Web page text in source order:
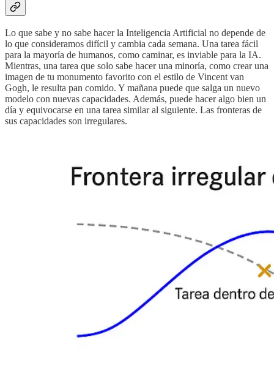
Lo que sabe y no sabe hacer la Inteligencia Artificial no depende de
lo que consideramos difícil y cambia cada semana. Una tarea fácil
para la mayoría de humanos, como caminar, es inviable para la IA.
Mientras, una tarea que solo sabe hacer una minoría, como crear una
imagen de tu monumento favorito con el estilo de Vincent van
Gogh, le resulta pan comido. Y mañana puede que salga un nuevo
modelo con nuevas capacidades. Además, puede hacer algo bien un
día y equivocarse en una tarea similar al siguiente. Las fronteras de
sus capacidades son irregulares.